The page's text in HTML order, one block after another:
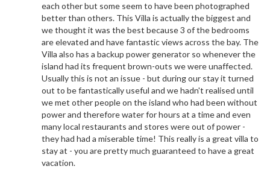
each other but some seem to have been photographed
better than others. This Villa is actually the biggest and
we thought it was the best because 3 of the bedrooms
are elevated and have fantastic views across the bay. The
Villa also has a backup power generator so whenever the
island had its frequent brown-outs we were unaffected.
Usually this is not an issue - but during our stay it turned
out to be fantastically useful and we hadn't realised until
we met other people on the island who had been without
power and therefore water for hours at a time and even
many local restaurants and stores were out of power -
they had had a miserable time! This really is a great villa to
stay at - you are pretty much guaranteed to have a great
vacation.